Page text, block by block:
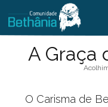
A Graça
O Carisma de